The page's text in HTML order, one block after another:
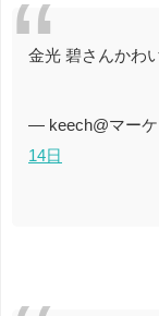
金光 碧さんかわ
— keech@マーケ
14日